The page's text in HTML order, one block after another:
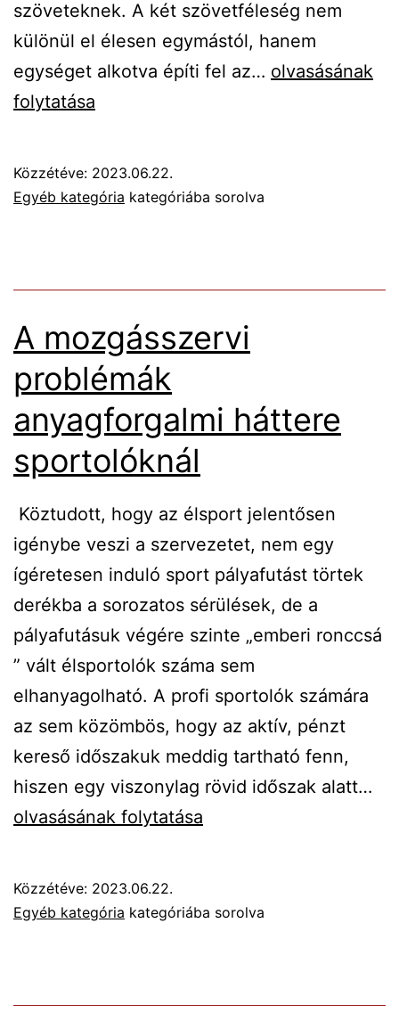
szöveteknek. A két szövetféleség nem
különül el élesen egymástól, hanem
egységet alkotva építi fel az… A
olvasásának
folytatása
Közzétéve: 2023.06.22.
Egyéb kategória kategóriába sorolva
A mozgásszervi
problémák
anyagforgalmi háttere
sportolóknál
Köztudott, hogy az élsport jelentősen
igénybe veszi a szervezetet, nem egy
ígéretesen induló sport pályafutást törtek
derékba a sorozatos sérülések, de a
pályafutásuk végére szinte „emberi ronccsá
” vált élsportolók száma sem
elhanyagolható. A profi sportolók számára
az sem közömbös, hogy az aktív, pénzt
kereső időszakuk meddig tartható fenn,
hiszen egy viszonylag rövid időszak alatt…
olvasásának folytatása
Közzétéve: 2023.06.22.
Egyéb kategória kategóriába sorolva